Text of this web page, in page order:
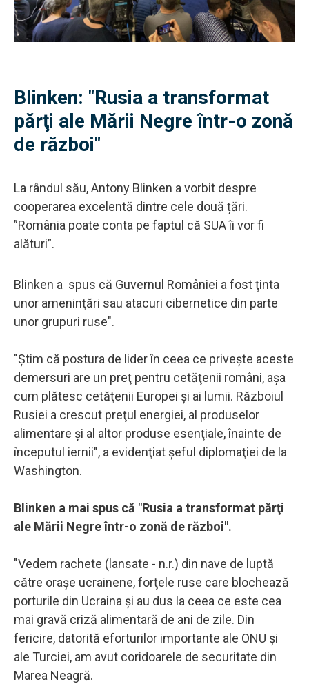
Blinken: "Rusia a transformat
părţi ale Mării Negre într-o zonă
de război"
La rândul său, Antony Blinken a vorbit despre
cooperarea excelentă dintre cele două țări.
”România poate conta pe faptul că SUA îi vor fi
alături”.
Blinken a spus că Guvernul României a fost ţinta
unor ameninţări sau atacuri cibernetice din parte
unor grupuri ruse".
"Ştim că postura de lider în ceea ce priveşte aceste
demersuri are un preţ pentru cetăţenii români, aşa
cum plătesc cetăţenii Europei şi ai lumii. Războiul
Rusiei a crescut preţul energiei, al produselor
alimentare şi al altor produse esenţiale, înainte de
începutul iernii", a evidenţiat şeful diplomaţiei de la
Washington.
Blinken a mai spus că "Rusia a transformat părţi
ale Mării Negre într-o zonă de război".
"Vedem rachete (lansate - n.r.) din nave de luptă
către oraşe ucrainene, forţele ruse care blochează
porturile din Ucraina şi au dus la ceea ce este cea
mai gravă criză alimentară de ani de zile. Din
fericire, datorită eforturilor importante ale ONU şi
ale Turciei, am avut coridoarele de securitate din
Marea Neagră.